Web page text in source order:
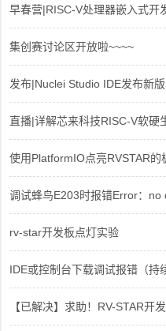
早春营|RISC-V处理器嵌入式开
集创赛讨论区开放啦~~~~
发布|Nuclei Studio IDE发布新
直播|详解芯来科技RISC-V软硬
使用PlatformIO点亮RVSTAR的
调试蜂鸟E203时报错Error：no
rv-star开发板点灯实验
IDE或控制台下载调试报错（持
【已解决】求助！RV-STAR